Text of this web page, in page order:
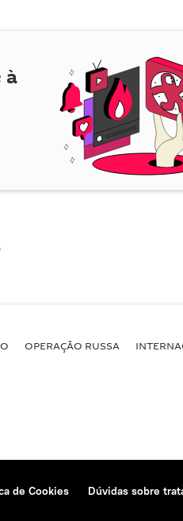
à
OPERAÇÃO RUSSA
de Cookies Dúvidas sobre